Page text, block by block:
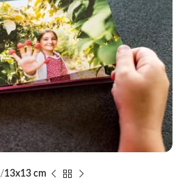
13x13 cm